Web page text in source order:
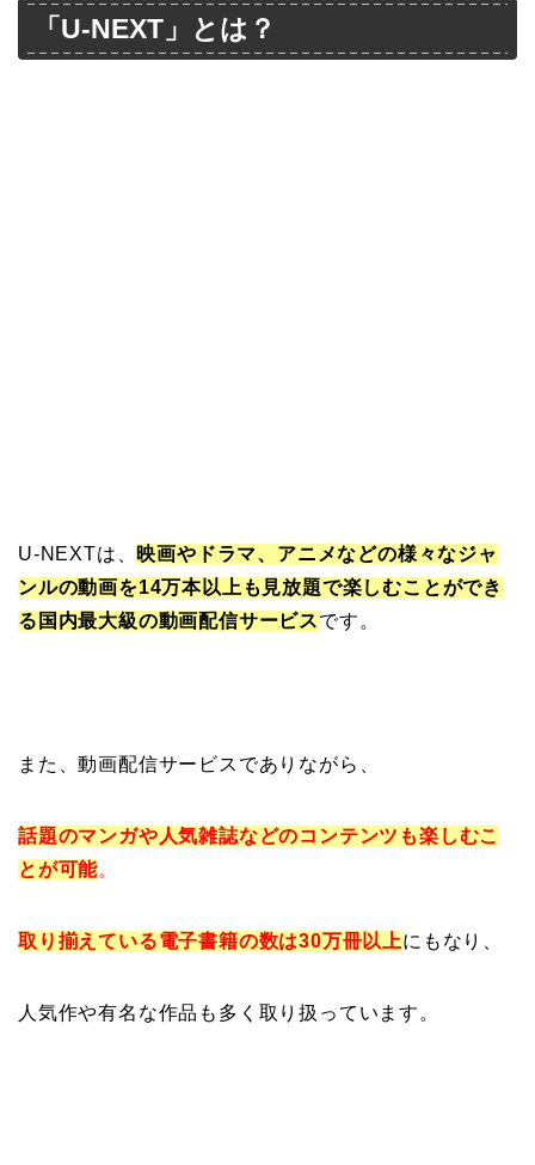
「U-NEXT」とは？
U-NEXTは、 映画やドラマ、アニメなどの様々なジャ
ンルの動画を14万本以上も見放題で楽しむことができ
る国内最大級の動画配信サービスです。
また、動画配信サービスでありながら、
話題のマンガや人気雑誌などのコンテンツも楽しむこ
とが可能。
取り揃えている電子書籍の数は30万冊以上にもなり、
人気作や有名な作品も多く取り扱っています。